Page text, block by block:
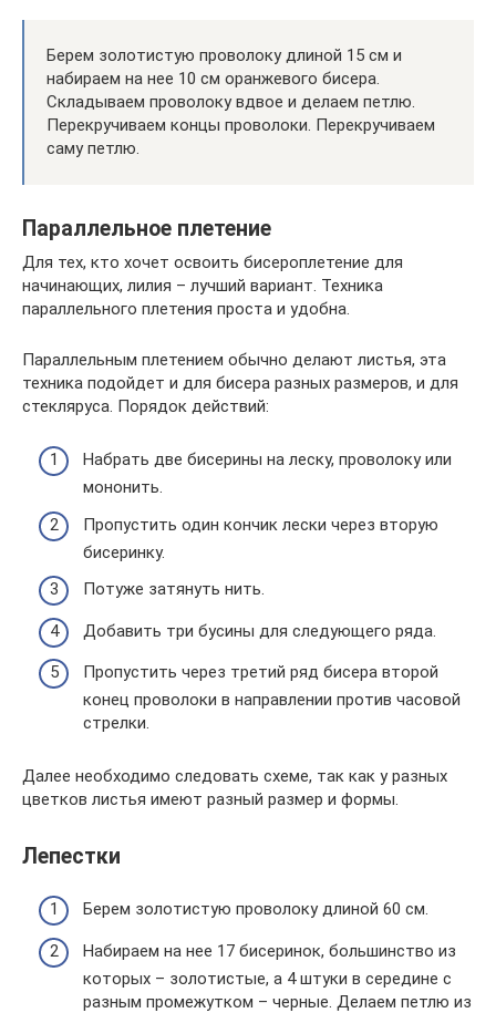
Берем золотистую проволоку длиной 15 см и
набираем на нее 10 см оранжевого бисера.
Складываем проволоку вдвое и делаем петлю.
Перекручиваем концы проволоки. Перекручиваем
саму петлю.
Параллельное плетение
Для тех, кто хочет освоить бисероплетение для
начинающих, лилия – лучший вариант. Техника
параллельного плетения проста и удобна.
Параллельным плетением обычно делают листья, эта
техника подойдет и для бисера разных размеров, и для
стекляруса. Порядок действий:
Набрать две бисерины на леску, проволоку или
мононить.
Пропустить один кончик лески через вторую
бисеринку.
Потуже затянуть нить.
Добавить три бусины для следующего ряда.
Пропустить через третий ряд бисера второй
конец проволоки в направлении против часовой
стрелки.
Далее необходимо следовать схеме, так как у разных
цветков листья имеют разный размер и формы.
Лепестки
Берем золотистую проволоку длиной 60 см.
Набираем на нее 17 бисеринок, большинство из
которых – золотистые, а 4 штуки в середине с
разным промежутком – черные. Делаем петлю из